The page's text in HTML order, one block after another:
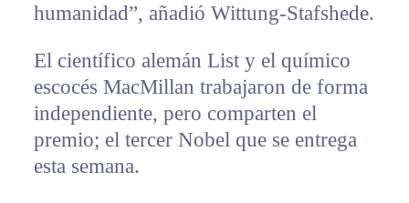
humanidad”, añadió Wittung-Stafshede.
El científico alemán List y el químico
escocés MacMillan trabajaron de forma
independiente, pero comparten el
premio; el tercer Nobel que se entrega
esta semana.